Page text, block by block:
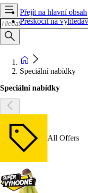
Přejít na hlavní obsah
Přeskočit na
Speciální nabídky
Speciální nabídky
All Offers